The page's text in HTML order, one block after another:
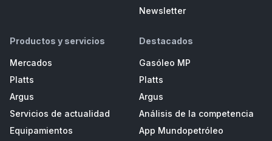
Newsletter
Productos y servicios
Mercados
Platts
Argus
Servicios de actualidad
Equipamientos
Destacados
Gasóleo MP
Platts
Argus
Análisis de la competencia
App Mundopetróleo